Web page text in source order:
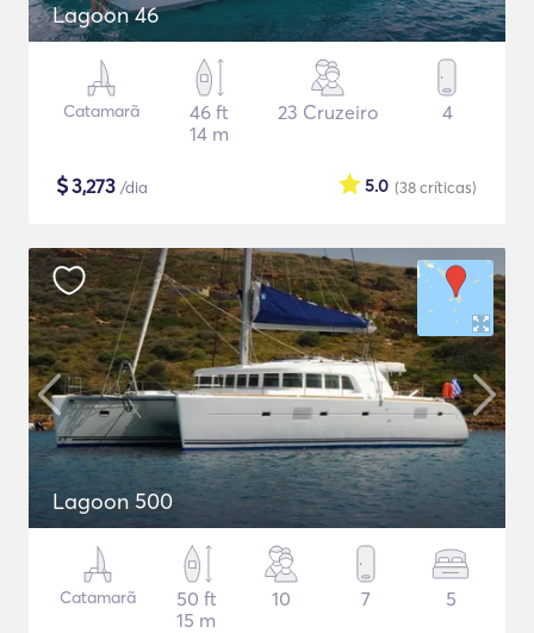
Lagoon 46
Catamarã
46 ft
14 m
23 Cruzeiro 4
$3,273 /dia (38críticas)
5.0
Lagoon 500
Catamarã
50 ft
15 m
10 7 5